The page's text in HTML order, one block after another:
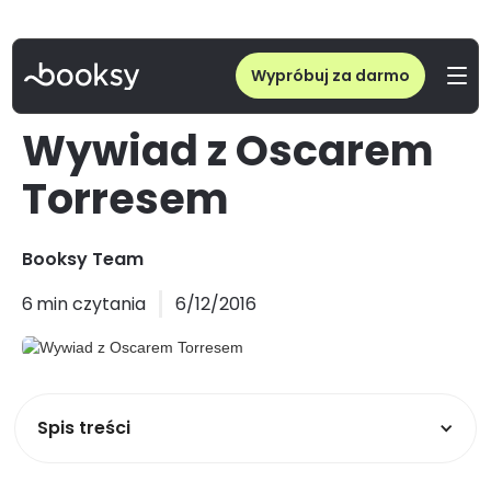
Wypróbuj za darmo
Wywiad z Oscarem
Torresem
Booksy Team
6 min czytania 6/12/2016
Spis treści